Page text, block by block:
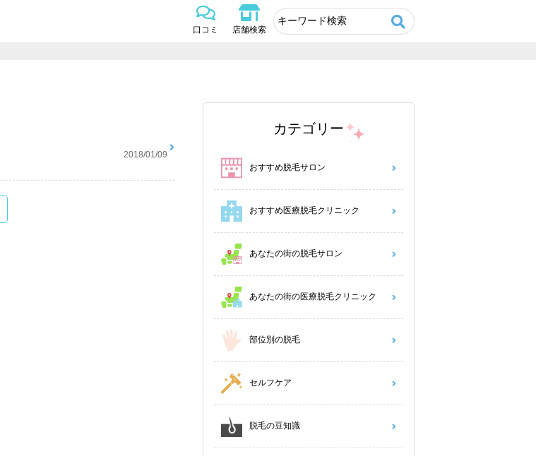
口コミ 店舗検索
2018/01/09
カテゴリー
おすすめ脱毛サロン
おすすめ医療脱毛クリニック
あなたの街の脱毛サロン
あなたの街の医療脱毛クリニック
部位別の脱毛
セルフケア
脱毛の豆知識